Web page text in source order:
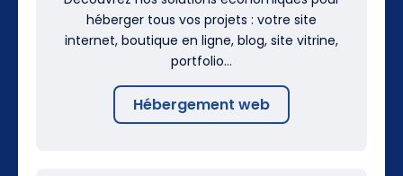
héberger tous vos projets : votre site
internet, boutique en ligne, blog, site vitrine,
portfolio…
Hébergement web